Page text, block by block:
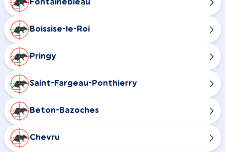
Fontainebleau
Boissise-le-Roi
Pringy
Saint-Fargeau-Ponthierry
Beton-Bazoches
Chevru